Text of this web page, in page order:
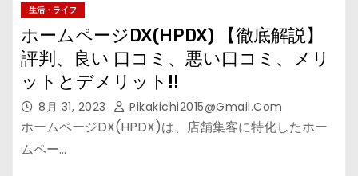
生活・ライフ
ホームページDX(HPDX) 【徹底解説】
評判、良い 口コミ、悪い口コミ、メリ
ットとデメリット!!
8月 31, 2023 Pikakichi2015@gmail.com
ホームページDX(HPDX)は、店舗集客に特化したホー
ムペー…